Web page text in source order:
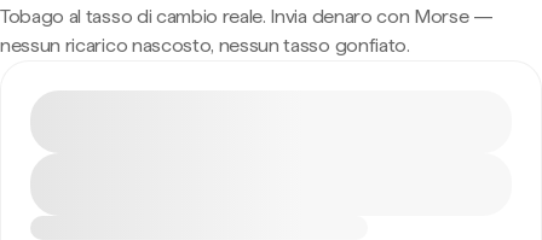
Tobago al tasso di cambio reale. Invia denaro con Morse —
nessun ricarico nascosto, nessun tasso gonfiato.